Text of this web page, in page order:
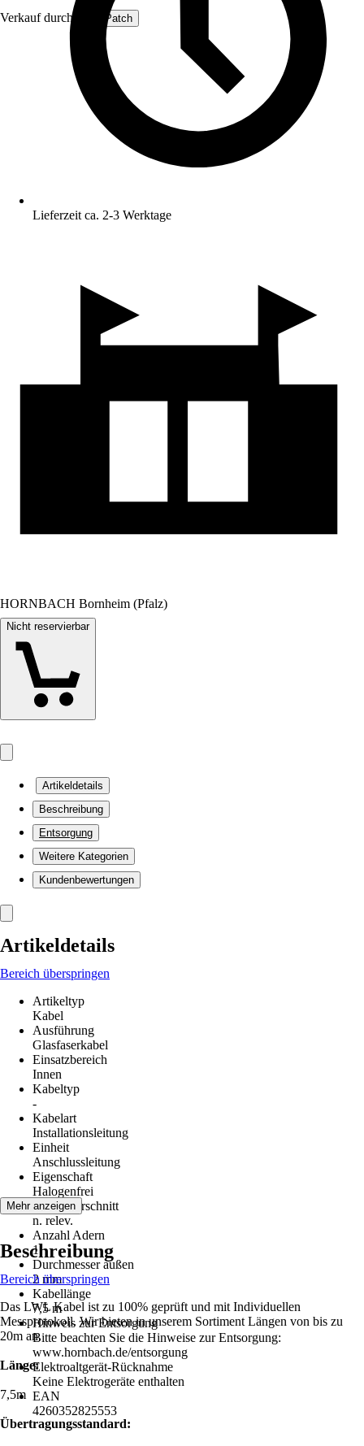
Verkauf durch: ProfiPatch
Lieferzeit ca. 2-3 Werktage
HORNBACH Bornheim (Pfalz)
Nicht reservierbar
Artikeldetails
Beschreibung
Entsorgung
Weitere Kategorien
Kundenbewertungen
Artikeldetails
Bereich überspringen
Artikeltyp
Kabel
Ausführung
Glasfaserkabel
Einsatzbereich
Innen
Kabeltyp
-
Kabelart
Installationsleitung
Einheit
Anschlussleitung
Eigenschaft
Halogenfrei
Leiterquerschnitt
n. relev.
Anzahl Adern
1
Durchmesser außen
2 mm
Kabellänge
7,5 m
Hinweis zur Entsorgung
Bitte beachten Sie die Hinweise zur Entsorgung:
www.hornbach.de/entsorgung
Elektroaltgerät-Rücknahme
Keine Elektrogeräte enthalten
EAN
4260352825553
Mehr anzeigen
Beschreibung
Bereich überspringen
Das LWL Kabel ist zu 100% geprüft und mit Individuellen
Messprotokoll. Wir bieten in unserem Sortiment Längen von bis zu
20m an.
Länge:
7,5m
Übertragungsstandard: